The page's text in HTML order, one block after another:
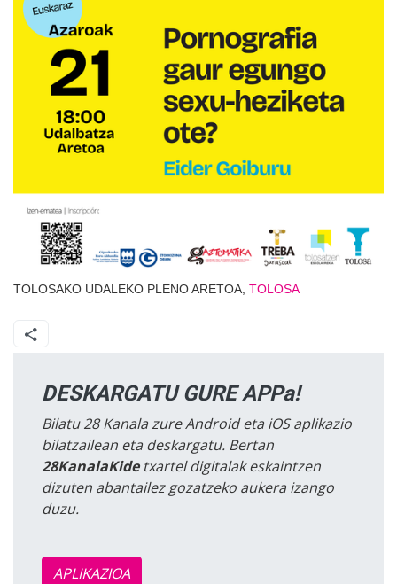
TOLOSAKO UDALEKO PLENO ARETOA, TOLOSA
DESKARGATU GURE APPa!
Bilatu 28 Kanala zure Android eta iOS aplikazio
bilatzailean eta deskargatu. Bertan
28KanalaKidetxartel digitalak eskaintzen
dizuten abantailez gozatzeko aukera izango
duzu.
APLIKAZIOA